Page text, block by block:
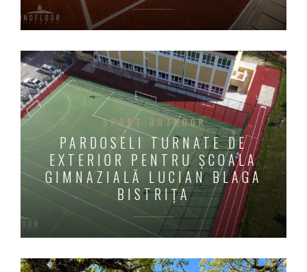
SPORT OUTDOOR
PARDOSELI TURNATE DE
EXTERIOR PENTRU ȘCOALA
GIMNAZIALĂ LUCIAN BLAGA
BISTRIȚA